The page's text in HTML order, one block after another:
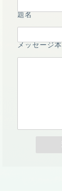
題名
メッセージ